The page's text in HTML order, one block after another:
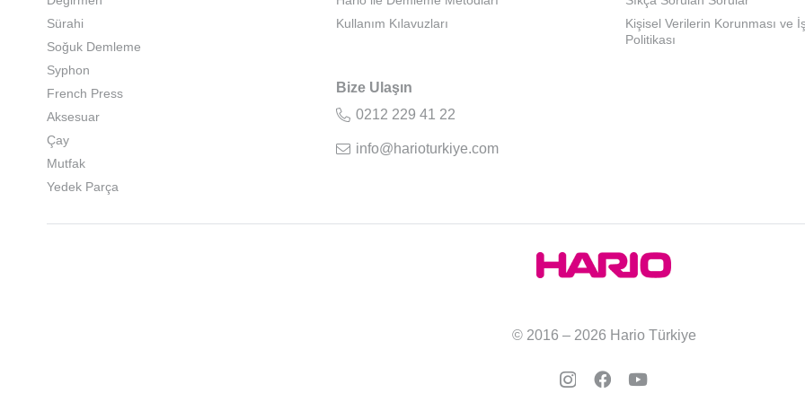
Sürahi
Soğuk Demleme
Syphon
French Press
Aksesuar
Çay
Mutfak
Yedek Parça
Kullanım Kılavuzları
Bize Ulaşın
0212 229 41 22
info@harioturkiye.com
Kişisel Verilerin Korunması ve
Politikası
© 2016 – 2026 Hario Türkiye